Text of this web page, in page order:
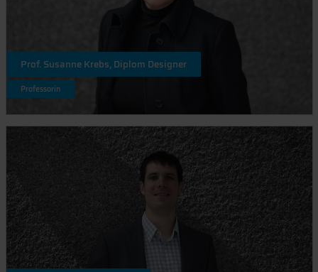
Prof. Susanne Krebs, Diplom Designer
Professorin